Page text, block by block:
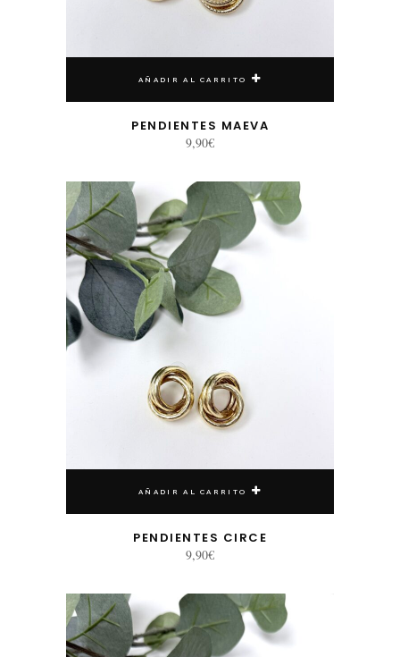
AÑADIR AL CARRITO
PENDIENTES MAEVA
9,90€
AÑADIR AL CARRITO
PENDIENTES CIRCE
9,90€